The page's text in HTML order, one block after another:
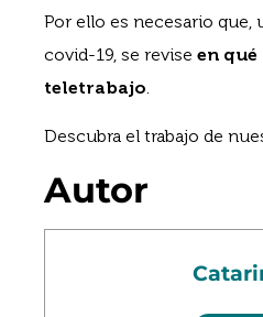
Por ello es necesario
covid-19, se revise en
teletrabajo.
Descubra el trabajo de
Autor